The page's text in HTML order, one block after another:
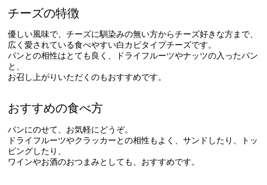
チーズの特徴
優しい風味で、チーズに馴染みの無い方からチーズ好きな方まで、
広く愛されている食べやすい白カビタイプチーズです。
パンとの相性はとても良く、ドライフルーツやナッツの入ったパン
と、
お召し上がりいただくのもおすすめです。
おすすめの食べ方
パンにのせて、お気軽にどうぞ。
ドライフルーツやクラッカーとの相性もよく、サンドしたり、トッ
ピングしたり、
ワインやお酒のおつまみとしても、おすすめです。